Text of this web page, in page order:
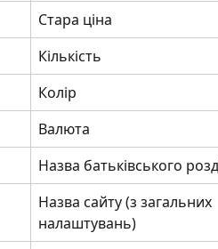
Стара ціна
Кількість
Колір
Валюта
Назва батьківського
Назва сайту (з загальних
налаштувань)